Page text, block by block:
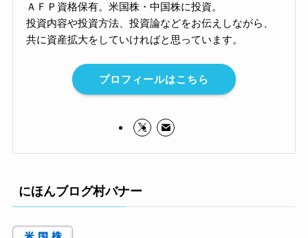
ＡＦＰ資格保有。米国株・中国株に投資。
投資内容や投資方法、投資論などをお伝えしながら、
共に資産拡大をしていければと思っています。
プロフィールはこちら
にほんブログ村バナー